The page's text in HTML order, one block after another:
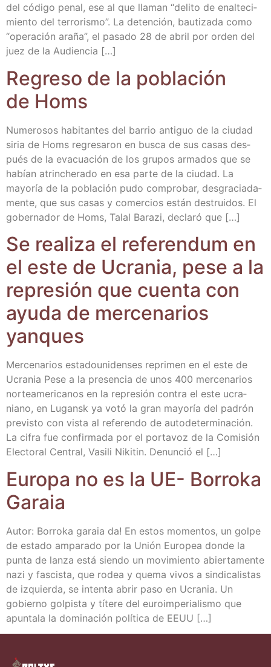
del códi­go penal, ese al que lla­man “deli­to de enal­te­ci­
mien­to del terro­ris­mo”. La deten­ción, bau­ti­za­da como
“ope­ra­ción ara­ña”, el pasa­do 28 de abril por orden del
juez de la Audiencia […]
Regre­so de la pobla­ción
de Homs
Nume­ro­sos habi­tan­tes del barrio anti­guo de la ciu­dad
siria de Homs regre­sa­ron en bus­ca de sus casas des­
pués de la eva­cua­ción de los gru­pos arma­dos que se
habían atrin­che­ra­do en esa par­te de la ciu­dad. La
mayo­ría de la pobla­ción pudo com­pro­bar, des­gra­cia­da­
men­te, que sus casas y comer­cios están des­trui­dos. El
gober­na­dor de Homs, Talal Bara­zi, decla­ró que […]
Se rea­li­za el refe­ren­dum en
el este de Ucra­nia, pese a la
repre­sión que cuen­ta con
ayu­da de mer­ce­na­rios
yanques
Mer­ce­na­rios esta­dou­ni­den­ses repri­men en el este de
Ucra­nia Pese a la pre­sen­cia de unos 400 mer­ce­na­rios
nor­te­ame­ri­ca­nos en la repre­sión con­tra el este ucra­
niano, en Lugansk ya votó la gran mayo­ría del padrón
pre­vis­to con vis­ta al refe­ren­do de auto­de­ter­mi­na­ción.
La cifra fue con­fir­ma­da por el por­ta­voz de la Comi­sión
Elec­to­ral Cen­tral, Vasi­li Niki­tin. Denun­ció el […]
Euro­pa no es la UE- Borro­ka
Garaia
Autor: Borro­ka garaia da! En estos momen­tos, un gol­pe
de esta­do ampa­ra­do por la Unión Euro­pea don­de la
pun­ta de lan­za está sien­do un movi­mien­to abier­ta­men­te
nazi y fas­cis­ta, que rodea y que­ma vivos a sin­di­ca­lis­tas
de izquier­da, se inten­ta abrir paso en Ucra­nia. Un
gobierno gol­pis­ta y títe­re del euro­im­pe­ria­lis­mo que
apun­ta­la la domi­na­ción polí­ti­ca de EEUU […]